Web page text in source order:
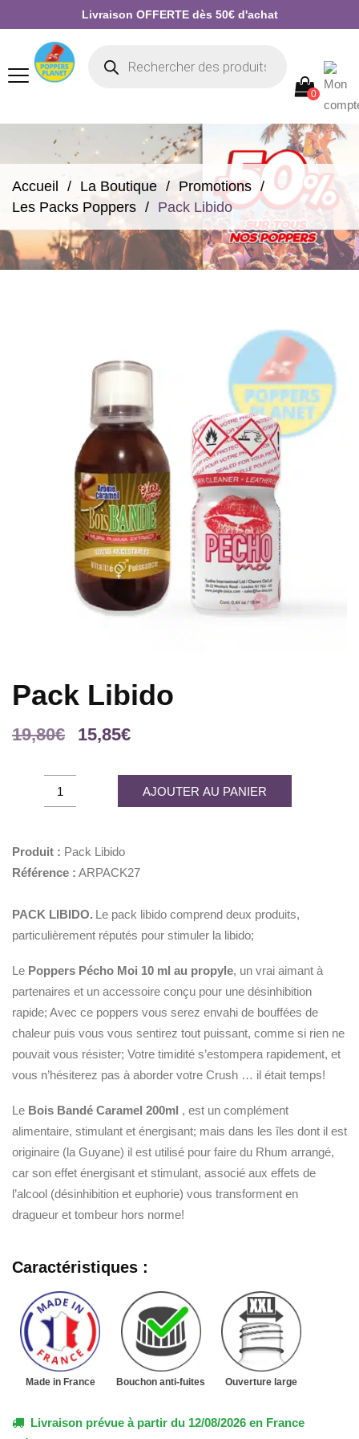
Livraison OFFERTE dès 50€ d'achat
0
Accueil La Boutique
Promotions
Les Packs Poppers
Pack Libido
Pack Libido
19,80€
Le
initial
15,85€Le
actuel
est :
Pack
Libido
AJOUTER AU PANIER
Produit : Pack Libido
Référence : ARPACK27
PACK LIBIDO. Le pack libido comprend deux produits,
particulièrement réputés pour stimuler la libido;
Le Poppers Pécho Moi 10 ml au propyle, un vrai aimant à
partenaires et un accessoire conçu pour une désinhibition
rapide; Avec ce poppers vous serez envahi de bouffées de
chaleur puis vous vous sentirez tout puissant, comme si rien ne
pouvait vous résister; Votre timidité s’estompera rapidement, et
vous n’hésiterez pas à aborder votre Crush … il était temps!
Le Bois Bandé Caramel 200ml , est un complément
alimentaire, stimulant et énergisant; mais dans les îles dont il est
originaire (la Guyane) il est utilisé pour faire du Rhum arrangé,
car son effet énergisant et stimulant, associé aux effets de
l’alcool (désinhibition et euphorie) vous transforment en
dragueur et tombeur hors norme!
Caractéristiques :
Made in France Bouchon anti-fuites Ouverture large
Livraison prévue à partir du 12/08/2026 en France